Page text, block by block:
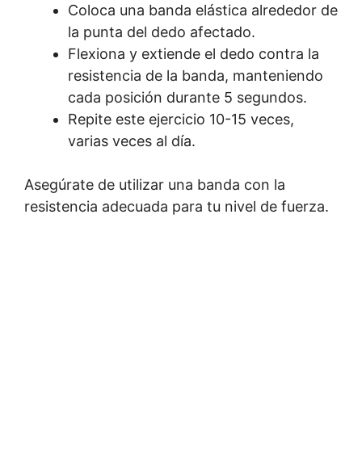
Coloca una banda elástica alrededor de
la punta del dedo afectado.
Flexiona y extiende el dedo contra la
resistencia de la banda, manteniendo
cada posición durante 5 segundos.
Repite este ejercicio 10-15 veces,
varias veces al día.
Asegúrate de utilizar una banda con la
resistencia adecuada para tu nivel de fuerza.